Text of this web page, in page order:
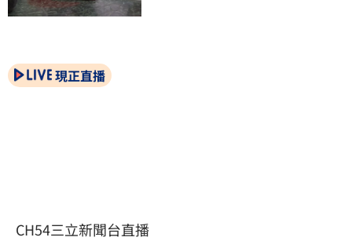
現正直播
CH54三立新聞台直播